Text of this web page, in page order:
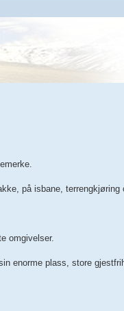
på isbane, terrengkjøring
omgivelser.
enorme plass, store